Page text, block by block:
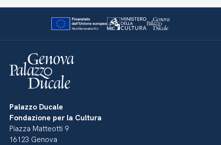
Palazzo Ducale
Fondazione per la Cultura
Piazza Matteotti 9
16123 Genova